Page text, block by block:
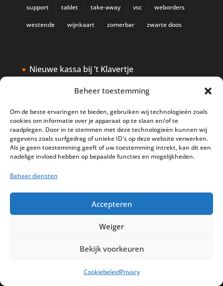
Beheer toestemming
Om de beste ervaringen te bieden, gebruiken wij technologieën zoals
cookies om informatie over je apparaat op te slaan en/of te
raadplegen. Door in te stemmen met deze technologieën kunnen wij
gegevens zoals surfgedrag of unieke ID's op deze website verwerken.
Als je geen toestemming geeft of uw toestemming intrekt, kan dit een
nadelige invloed hebben op bepaalde functies en mogelijkheden.
Beheer diensten
Accepteren
Weiger
Bekijk voorkeuren
CookiebeleidPrivacy
support tablet take-away vsc weborders
westende wijnkaart zomerbar zwarte doos
Nieuwe kassa bij ’t Klavertje
AI in de Horeca kassawereld
Safran Palace start met nieuw
kassasysteem
BTW aanpassingen HoReCa vanaf 1
Privacy
Support
Peterschap